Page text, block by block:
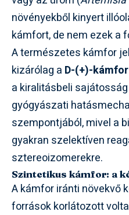
növényekből kinyert
kámfort, de nem ezek a
A természetes kámfor
kizárólag a D-(+)-kámfor
a kiralitásbeli
gyógyászati
szempontjából, mivel a
gyakran szelektíven
sztereoizomerekre.
Szintetikus kámfor: a
A kámfor iránti növekvő
források korlátozott